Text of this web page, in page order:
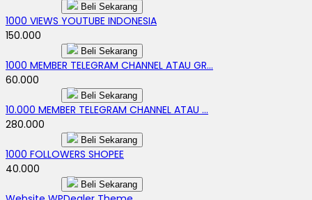
Beli Sekarang
1000 VIEWS YOUTUBE INDONESIA
150.000
Beli Sekarang
1000 MEMBER TELEGRAM CHANNEL ATAU GR...
60.000
Beli Sekarang
10.000 MEMBER TELEGRAM CHANNEL ATAU ...
280.000
Beli Sekarang
1000 FOLLOWERS SHOPEE
40.000
Beli Sekarang